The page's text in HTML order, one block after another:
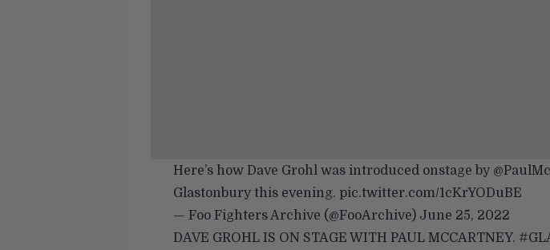
Here’s how Dave Grohl was introduced onstage by
Glastonbury this evening. pic.twitter.com/1cKrYODuBE
— Foo Fighters Archive (@FooArchive) June 25, 2022
DAVE GROHL IS ON STAGE WITH PAUL MCCARTNEY.